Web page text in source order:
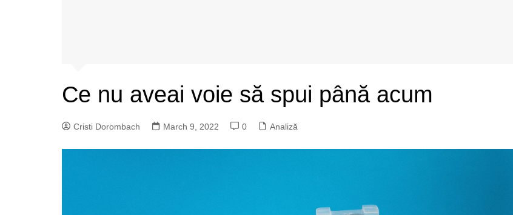
Ce nu aveai voie să spui până acum
Cristi Dorombach March 9, 2022 0 Analiză